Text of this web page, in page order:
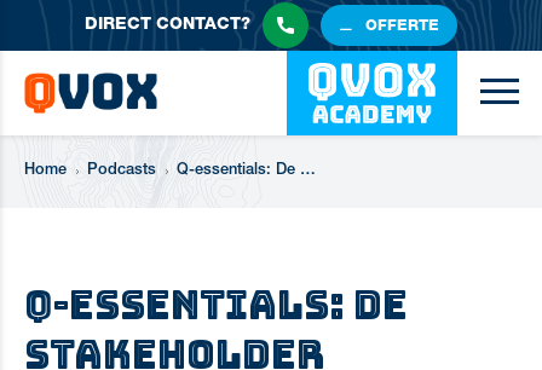
DIRECTCONTACT? OFFERTE
Home Podcasts Q-essentials: De Stakeholder
Q-essentials: De
Stakeholder